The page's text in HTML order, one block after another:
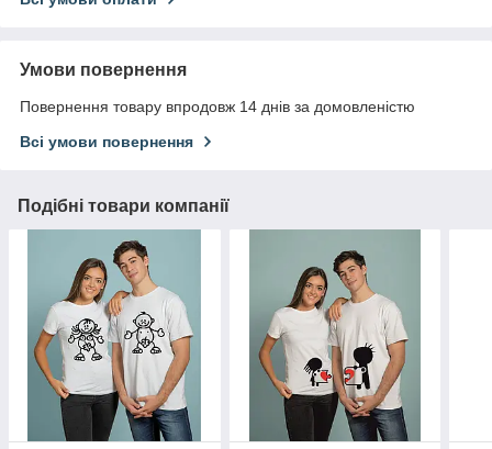
Умови повернення
Повернення товару впродовж 14 днів за домовленістю
Всі умови повернення
Подібні товари компанії